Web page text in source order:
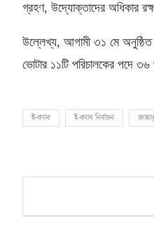
গ্রহণ, উদ্যোক্তাদের অধিকার
উল্লেখ্য, আগামী ৩১ মে
ভোটার ১১টি পরিচালকের পদে ৩৬
ই-ক্যাব ই-ক্যাব নির্বাচন